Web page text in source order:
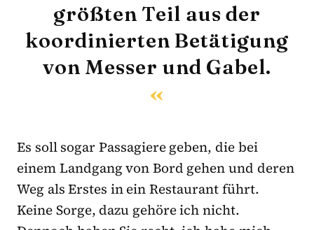
größten Teil aus der
koordinierten Betätigung
von Messer und Gabel.
Es soll sogar Passagiere geben, die bei
einem Landgang von Bord gehen und deren
Weg als Erstes in ein Restaurant führt.
Keine Sorge, dazu gehöre ich nicht.